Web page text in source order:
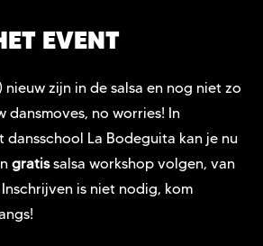
EVENT
zijn in de salsa en nog niet zo
dansmoves, no worries! In
dansschool La Bodeguita kan je nu
gratis salsa workshop volgen, van
is niet nodig, kom